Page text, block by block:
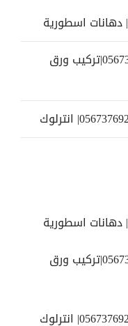
تركيب جبس بورد الشارقة |0567376923|تركيب ورق
تركيب جبس بورد الشارقة |0567376923|تركيب ورق